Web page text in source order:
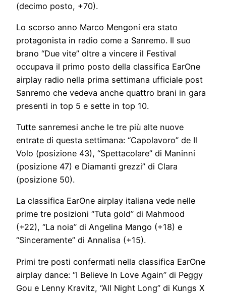
(decimo posto, +70).
Lo scorso anno Marco Mengoni era stato
protagonista in radio come a Sanremo. Il suo
brano “Due vite” oltre a vincere il Festival
occupava il primo posto della classifica EarOne
airplay radio nella prima settimana ufficiale post
Sanremo che vedeva anche quattro brani in gara
presenti in top 5 e sette in top 10.
Tutte sanremesi anche le tre più alte nuove
entrate di questa settimana: “Capolavoro” de Il
Volo (posizione 43), “Spettacolare” di Maninni
(posizione 47) e Diamanti grezzi” di Clara
(posizione 50).
La classifica EarOne airplay italiana vede nelle
prime tre posizioni “Tuta gold” di Mahmood
(+22), “La noia” di Angelina Mango (+18) e
“Sinceramente” di Annalisa (+15).
Primi tre posti confermati nella classifica EarOne
airplay dance: “I Believe In Love Again” di Peggy
Gou e Lenny Kravitz, “All Night Long” di Kungs X